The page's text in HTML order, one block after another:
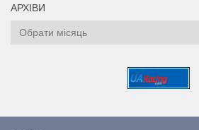
АРХІВИ
Архіви